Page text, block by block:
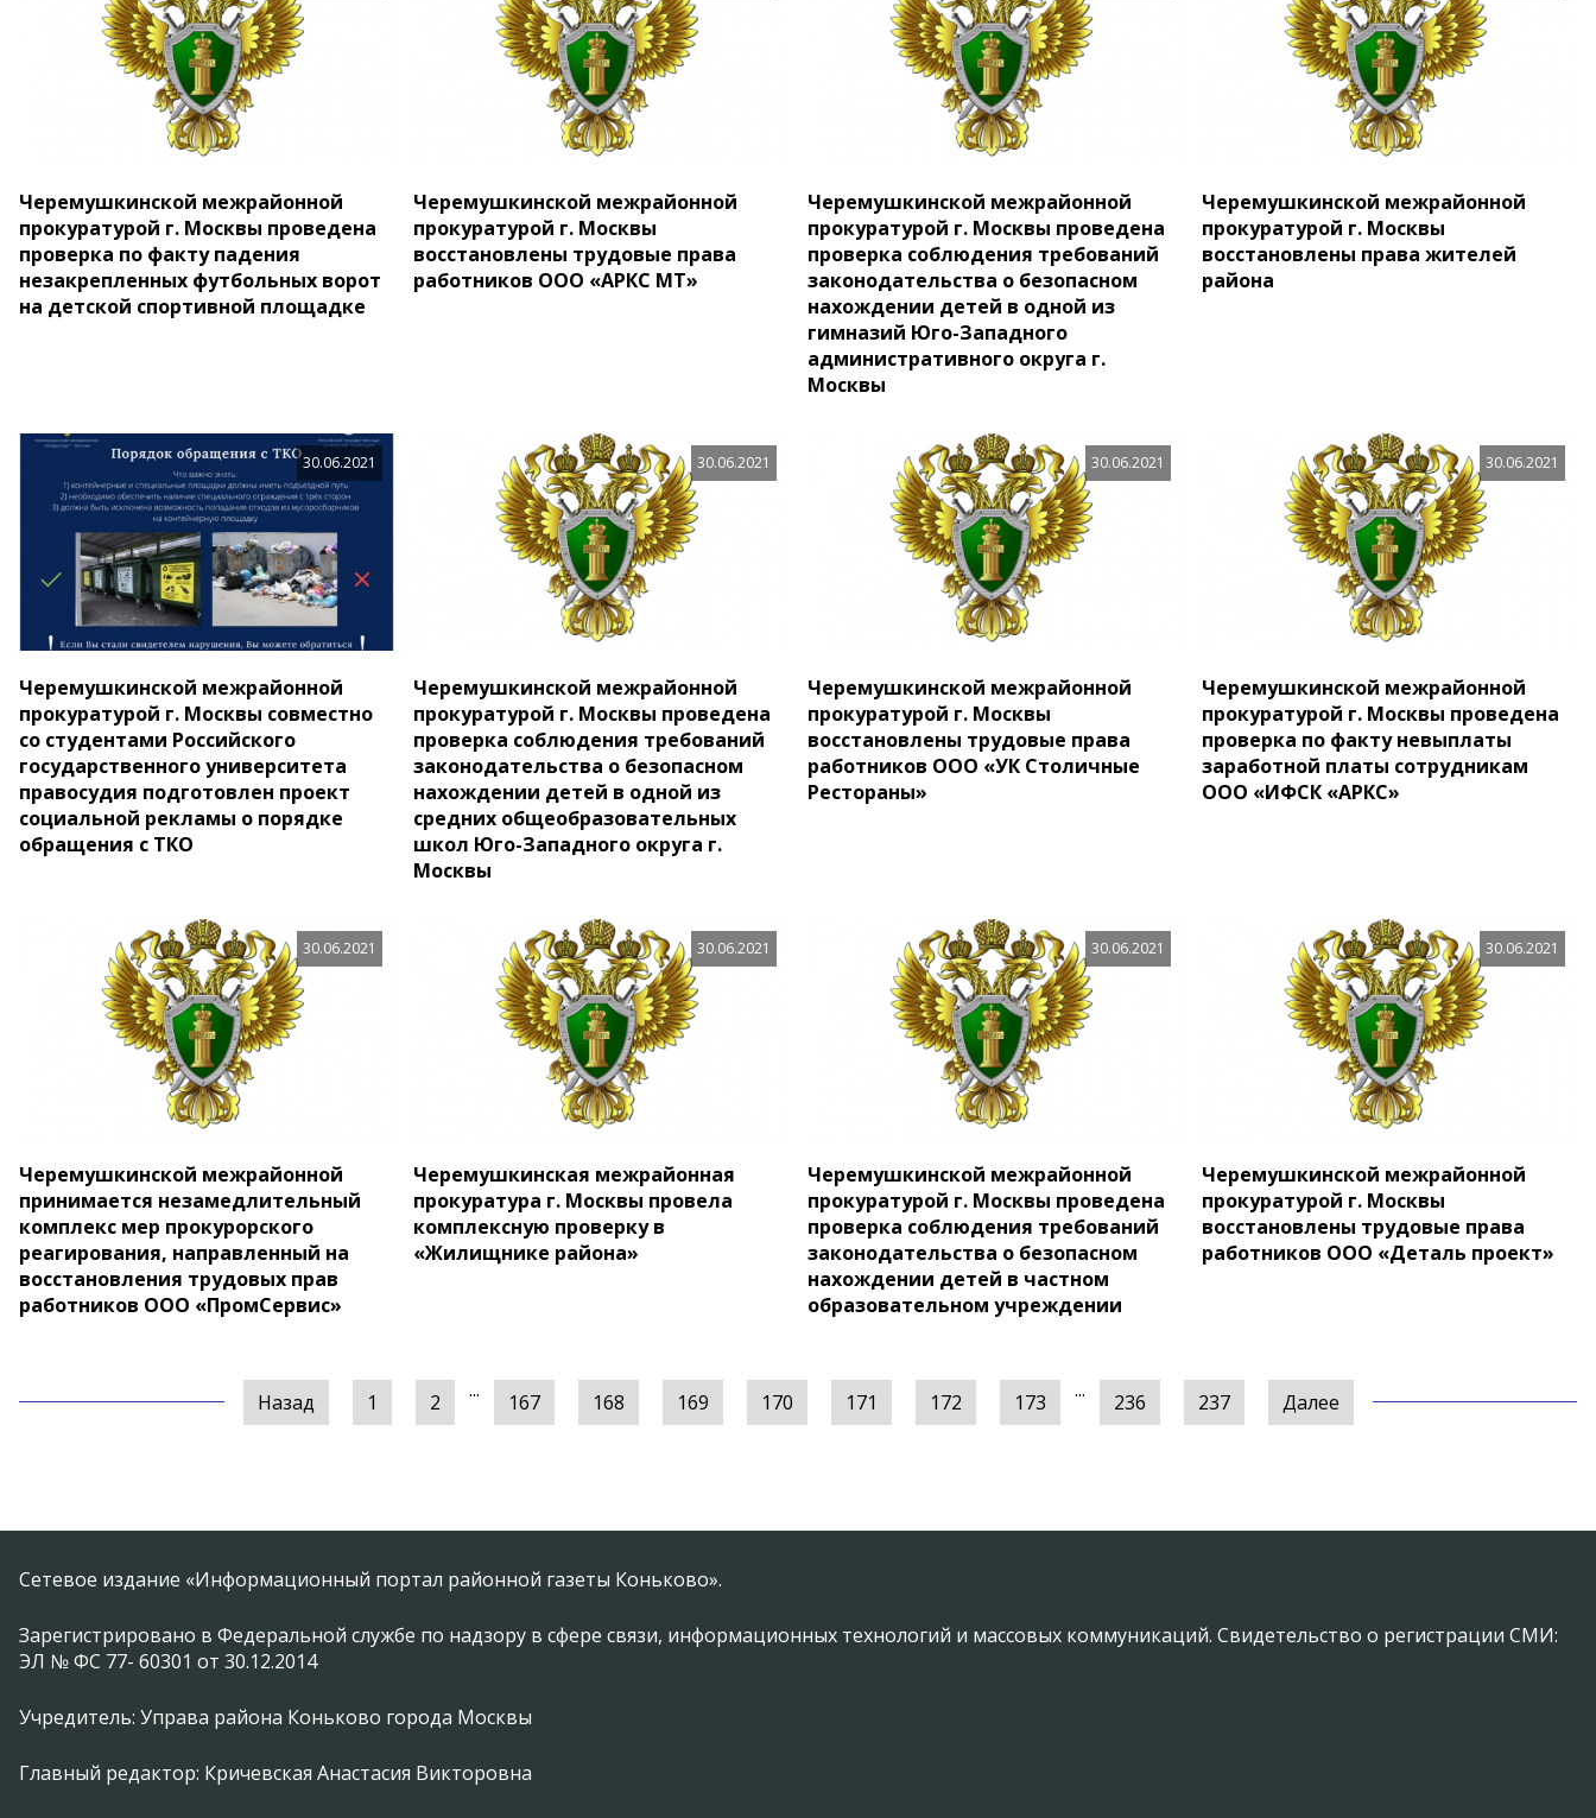
Черемушкинской межрайонной
прокуратурой г. Москвы проведена
проверка по факту падения
незакрепленных футбольных ворот
на детской спортивной площадке
Черемушкинской межрайонной
прокуратурой г. Москвы
восстановлены трудовые права
работников ООО «АРКС МТ»
Черемушкинской межрайонной
прокуратурой г. Москвы проведена
проверка соблюдения требований
законодательства о безопасном
нахождении детей в одной из
гимназий Юго-Западного
административного округа г.
Москвы
Черемушкинской межрайонной
прокуратурой г. Москвы
восстановлены права жителей
района
30.06.2021
Черемушкинской межрайонной
прокуратурой г. Москвы совместно
со студентами Российского
государственного университета
правосудия подготовлен проект
социальной рекламы о порядке
обращения с ТКО
30.06.2021
Черемушкинской межрайонной
прокуратурой г. Москвы проведена
проверка соблюдения требований
законодательства о безопасном
нахождении детей в одной из
средних общеобразовательных
школ Юго-Западного округа г.
Москвы
30.06.2021
Черемушкинской межрайонной
прокуратурой г. Москвы
восстановлены трудовые права
работников ООО «УК Столичные
Рестораны»
30.06.2021
Черемушкинской межрайонной
прокуратурой г. Москвы проведена
проверка по факту невыплаты
заработной платы сотрудникам
ООО «ИФСК «АРКС»
30.06.2021
Черемушкинской межрайонной
принимается незамедлительный
комплекс мер прокурорского
реагирования, направленный на
восстановления трудовых прав
работников ООО «ПромСервис»
30.06.2021
Черемушкинская межрайонная
прокуратура г. Москвы провела
комплексную проверку в
«Жилищнике района»
30.06.2021
Черемушкинской межрайонной
прокуратурой г. Москвы проведена
проверка соблюдения требований
законодательства о безопасном
нахождении детей в частном
образовательном учреждении
30.06.2021
Черемушкинской межрайонной
прокуратурой г. Москвы
восстановлены трудовые права
работников ООО «Деталь проект»
Назад 1 2 ... 167 168 169 170 171 172 173 ... 236 237 Далее
Сетевое издание «Информационный портал районной газеты Коньково».
Зарегистрировано в Федеральной службе по надзору в сфере связи, информационных технологий и массовых коммуникаций. Свидетельство о регистрации СМИ:
ЭЛ № ФС 77- 60301 от 30.12.2014
Учредитель: Управа района Коньково города Москвы
Главный редактор: Кричевская Анастасия Викторовна